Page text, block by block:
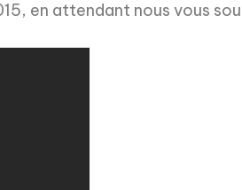
en attendant nous vous